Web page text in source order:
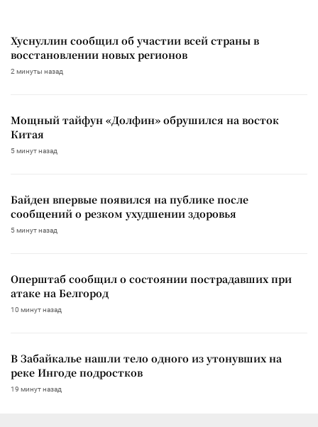
Хуснуллин сообщил об участии всей страны в
восстановлении новых регионов
2 минуты назад
Мощный тайфун «Долфин» обрушился на восток
Китая
5 минут назад
Байден впервые появился на публике после
сообщений о резком ухудшении здоровья
5 минут назад
Оперштаб сообщил о состоянии пострадавших при
атаке на Белгород
10 минут назад
В Забайкалье нашли тело одного из утонувших на
реке Ингоде подростков
19 минут назад